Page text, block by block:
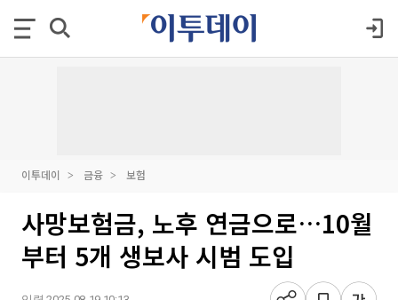
이투데이 금융 보험
사망보험금, 노후 연금으로…10월
부터 5개 생보사 시범 도입